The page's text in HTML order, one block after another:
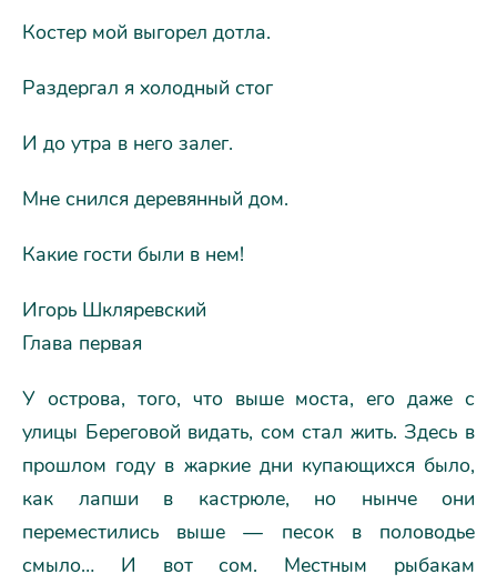
Костер мой выгорел дотла.
Раздергал я холодный стог
И до утра в него залег.
Мне снился деревянный дом.
Какие гости были в нем!
Игорь Шкляревский
Глава первая
У острова, того, что выше моста, его даже с
улицы Береговой видать, сом стал жить. Здесь в
прошлом году в жаркие дни купающихся было,
как лапши в кастрюле, но нынче они
переместились выше — песок в половодье
смыло… И вот сом. Местным рыбакам